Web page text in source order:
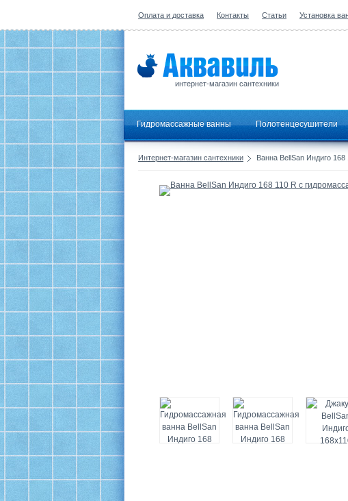
Оплата и доставка Контакты Статьи Установка
интернет-магазин сантехники
Гидромассажные ванны Полотенцесушители
Интернет-магазин сантехники Ванна BellSan Индиго